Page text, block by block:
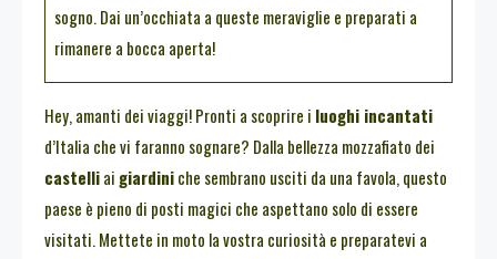
sogno. Dai un’occhiata a queste meraviglie e preparati a
rimanere a bocca aperta!
Hey, amanti dei viaggi! Pronti a scoprire i luoghi incantati
d’Italia che vi faranno sognare? Dalla bellezza mozzafiato dei
castelliai giardiniche sembrano usciti da una favola, questo
paese è pieno di posti magici che aspettano solo di essere
visitati. Mettete in moto la vostra curiosità e preparatevi a